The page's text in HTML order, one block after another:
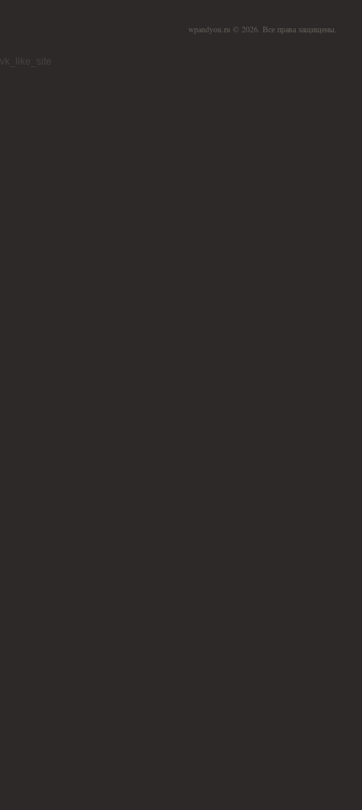
wpandyou.ru © 2026. Все права защищены.
vk_like_site